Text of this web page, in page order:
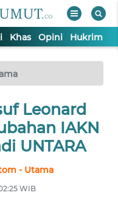
Khas Opini Hukrim
Leonard
IAKN
UNTARA
- Utama
WIB